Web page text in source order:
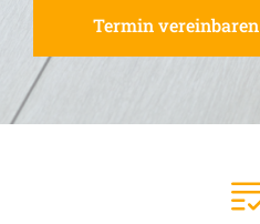
Termin vereinbaren